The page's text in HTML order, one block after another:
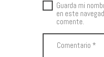
Guarda mi
en este
comente.